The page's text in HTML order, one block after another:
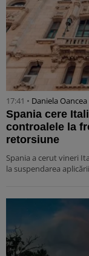
17:41 • Daniela Oancea
Spania cere
controalele la
retorsiune
Spania a cerut vineri
la suspendarea